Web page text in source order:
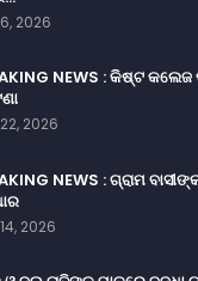
2026
NEWS : କିଷ୍ଟ କଲେଜ
2026
NEWS : ଗ୍ରାମ
2026